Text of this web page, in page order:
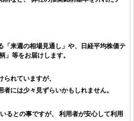
来週の相場見通し」や、
日経平均株価テ
」等をお届けします。
れていますが、
には少々見ずらいかもしれません。
るとの事ですが、 利用者が安心して利用